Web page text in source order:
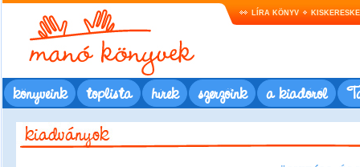
LÍRA KÖNYV
könyveink toplista hírek szerzőink a kiadóról